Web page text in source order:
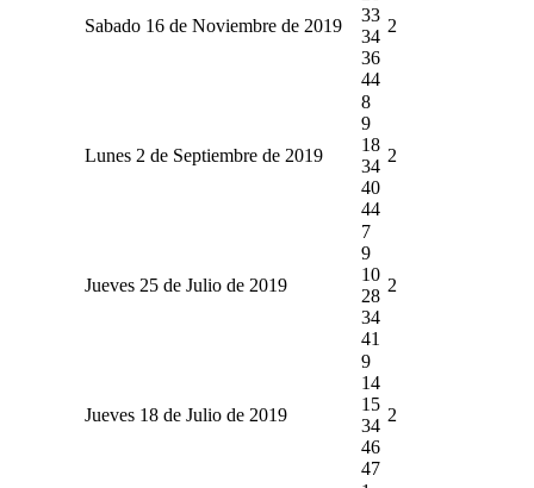
Sabado 16 de Noviembre de 2019
33
34
36
44
2
Lunes 2 de Septiembre de 2019
8
9
18
34
40
44
2
Jueves 25 de Julio de 2019
7
9
10
28
34
41
2
Jueves 18 de Julio de 2019
9
14
15
34
46
47
2